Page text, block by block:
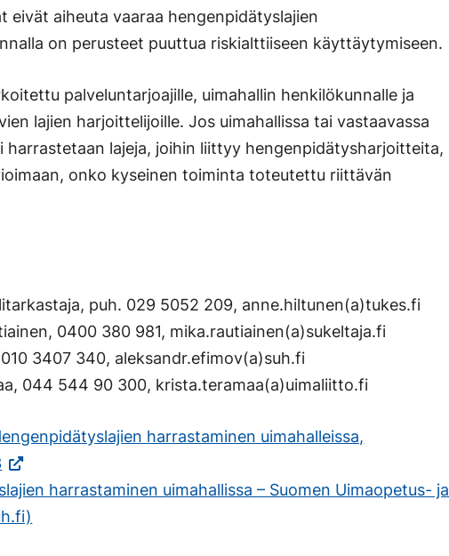
eivät aiheuta vaaraa hengenpidätyslajien
on perusteet puuttua riskialttiiseen käyttäytymiseen.
palveluntarjoajille, uimahallin henkilökunnalle ja
lajien harjoittelijoille. Jos uimahallissa tai vastaavassa
harrastetaan lajeja, joihin liittyy hengenpidätysharjoitteita,
onko kyseinen toiminta toteutettu riittävän
puh. 029 5052 209, anne.hiltunen(a)tukes.fi
0400 380 981, mika.rautiainen(a)sukeltaja.fi
3407 340, aleksandr.efimov(a)suh.fi
044 544 90 300, krista.teramaa(a)uimaliitto.fi
harrastaminen uimahalleissa,
(Vieraile
ulkoisella
sivustolla.
harrastaminen uimahallissa – Suomen Uimaopetus- ja